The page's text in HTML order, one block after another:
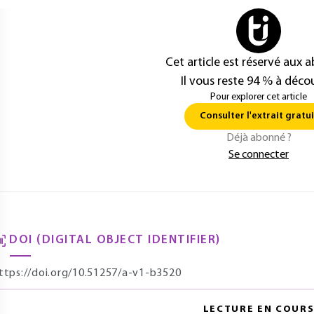
Cet article est réservé aux
Il vous reste 94 % à
Pour explorer cet article
Consulter l'extrait
Déjà abonné ?
Se connecter
DOI (DIGITAL OBJECT IDENTIFIER)
doi.org/10.51257/a-v1-b3520
LECTURE EN COURS